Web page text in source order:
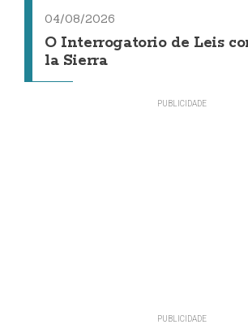
04/08/2026
O Interrogatorio de Leis
la Sierra